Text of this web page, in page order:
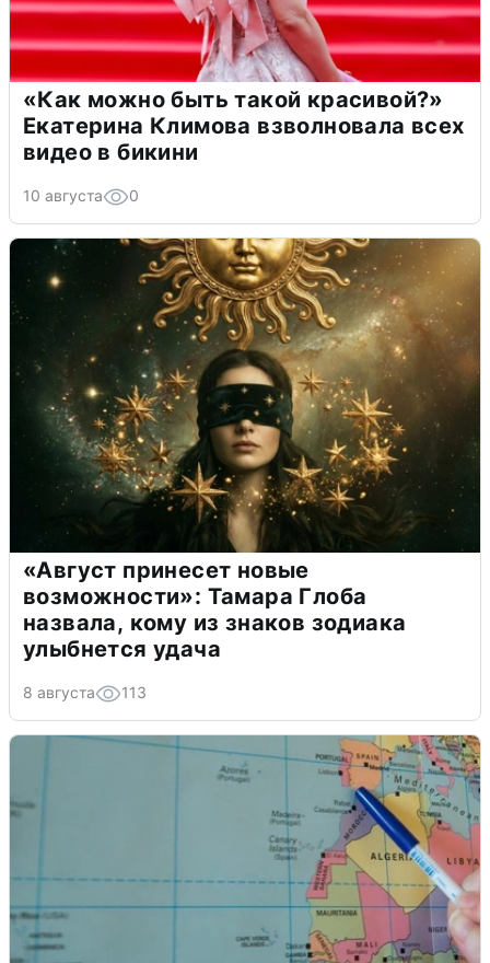
«Как можно быть такой красивой?»
Екатерина Климова взволновала всех
видео в бикини
10 августа 0
«Август принесет новые
возможности»: Тамара Глоба
назвала, кому из знаков зодиака
улыбнется удача
8 августа 113